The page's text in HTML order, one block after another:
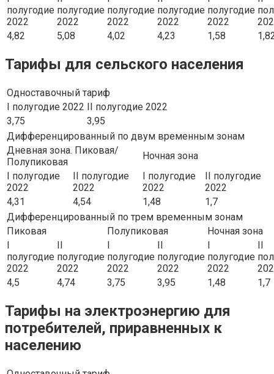
полугодие
2022
полугодие
2022
полугодие
2022
полугодие
2022
полугодие
2022
4,82
5,08 4,02 4,23 1,58
Тарифы для сельского населения
Одноставочный тариф
I полугодие 2022
II полугодие 2022
3,75
3,95
Дифференцированный по двум временным зонам
Дневная зона. Пиковая/
Полупиковая
Ночная зона
I полугодие
2022
II полугодие
2022
I полугодие
2022
II полугодие
2022
4,31
4,54 1,48
1,7
Дифференцированный по трем временным зонам
Пиковая
Полупиковая
Ночная зона
полугодие
2022
полугодие
2022
полугодие
2022
полугодие
2022
полугодие
2022
4,5
4,74 3,75 3,95 1,48 1,7
Тарифы на электроэнергию для
потребителей, приравненных к
населению